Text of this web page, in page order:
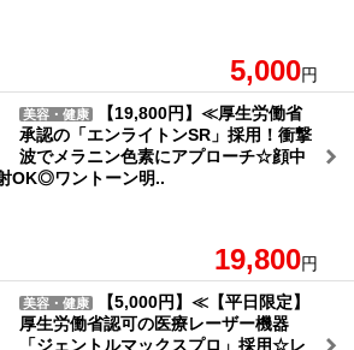
5,000円
美容・健康
【19,800円】≪厚生労働省
承認の「エンライトンSR」採用！衝撃
波でメラニン色素にアプローチ☆顔中
OK◎ワントーン明..
19,800円
美容・健康
【5,000円】≪【平日限定】
厚生労働省認可の医療レーザー機器
「ジェントルマックスプロ」採用☆レ